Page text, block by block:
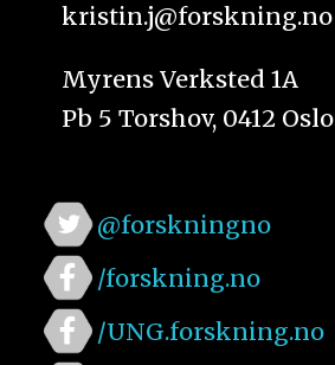
kristin.j@forskning.no
Myrens Verksted 1A
Pb 5 Torshov, 0412 Oslo
@forskningno
/forskning.no
/UNG.forskning.no